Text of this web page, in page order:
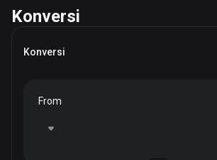
Konversi
Konversi
From